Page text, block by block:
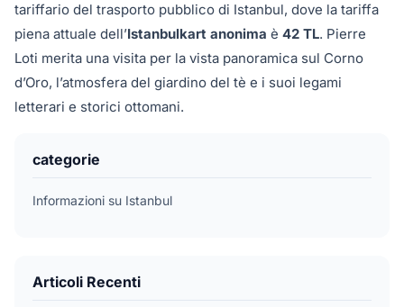
tariffario del trasporto pubblico di Istanbul, dove la tariffa
piena attuale dell’Istanbulkart anonima è 42 TL. Pierre
Loti merita una visita per la vista panoramica sul Corno
d’Oro, l’atmosfera del giardino del tè e i suoi legami
letterari e storici ottomani.
categorie
Informazioni su Istanbul
Articoli Recenti